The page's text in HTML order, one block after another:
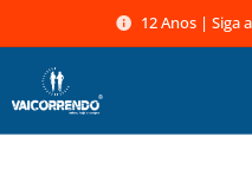
12 Anos | Siga